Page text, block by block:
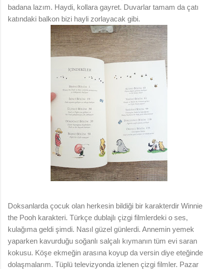
badana lazım. Haydi, kollara gayret. Duvarlar tamam da çatı
katındaki balkon bizi hayli zorlayacak gibi.
Doksanlarda çocuk olan herkesin bildiği bir karakterdir Winnie
the Pooh karakteri. Türkçe dublajlı çizgi filmlerdeki o ses,
kulağıma geldi şimdi. Nasıl güzel günlerdi. Annemin yemek
yaparken kavurduğu soğanlı salçalı kıymanın tüm evi saran
kokusu. Köşe ekmeğin arasına koyup da versin diye eteğinde
dolaşmalarım. Tüplü televizyonda izlenen çizgi filmler. Pazar